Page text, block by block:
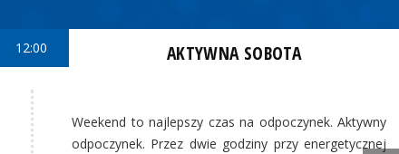
12:00 AKTYWNA SOBOTA
Weekend to najlepszy czas na odpoczynek. Aktywny
odpoczynek. Przez dwie godziny przy energetycznej